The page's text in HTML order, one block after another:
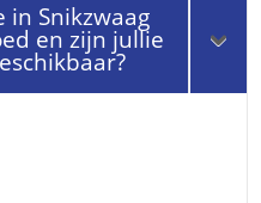
in Snikzwaag
en zijn jullie